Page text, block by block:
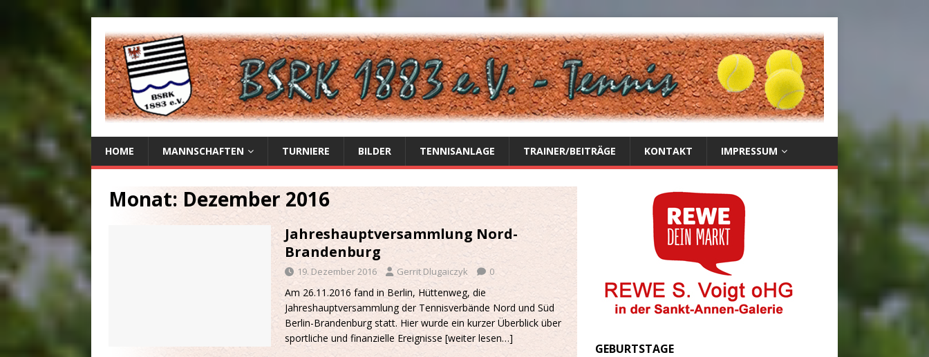
HOME MANNSCHAFTEN TURNIERE BILDER TENNISANLAGE TRAINER/BEITRÄGE KONTAKT IMPRESSUM
Monat: Dezember 2016
Jahreshauptversammlung Nord-
Brandenburg
19. Dezember 2016 Gerrit Dlugaiczyk 0
Am 26.11.2016 fand in Berlin, Hüttenweg, die
Jahreshauptversammlung der Tennisverbände Nord und Süd
Berlin-Brandenburg statt. Hier wurde ein kurzer Überblick über
sportliche und finanzielle Ereignisse [weiter lesen…]
GEBURTSTAGE